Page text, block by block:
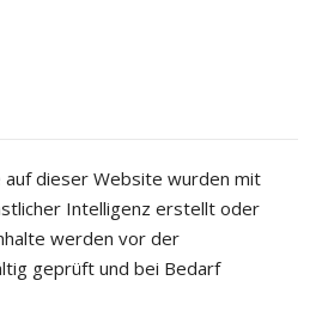
auf dieser Website wurden mit
Intelligenz erstellt oder
werden vor der
geprüft und bei Bedarf